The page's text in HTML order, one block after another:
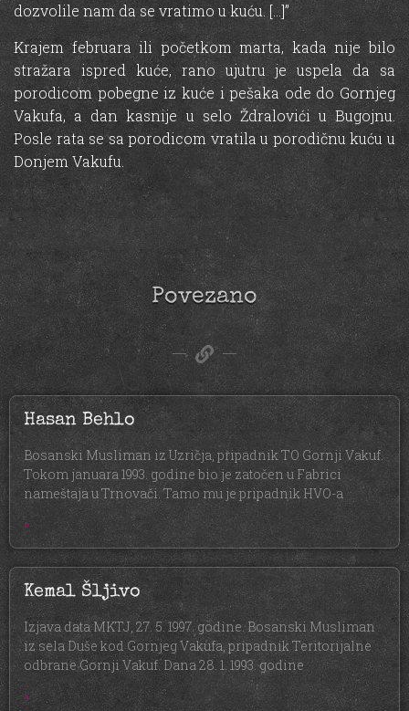
dozvolile nam da se vratimo u kuću. […]”
Krajem februara ili početkom marta, kada nije bilo
stražara ispred kuće, rano ujutru je uspela da sa
porodicom pobegne iz kuće i pešaka ode do Gornjeg
Vakufa, a dan kasnije u selo Ždralovići u Bugojnu.
Posle rata se sa porodicom vratila u porodičnu kuću u
Donjem Vakufu.
Povezano
Hasan Behlo
Bosanski Musliman iz Uzričja, pripadnik TO Gornji Vakuf.
Tokom januara 1993. godine bio je zatočen u Fabrici
nameštaja u Trnovači. Tamo mu je pripadnik HVO-a
»
Kemal Šljivo
Izjava data MKTJ, 27. 5. 1997. godine. Bosanski Musliman
iz sela Duše kod Gornjeg Vakufa, pripadnik Teritorijalne
odbrane Gornji Vakuf. Dana 28. 1. 1993. godine
»